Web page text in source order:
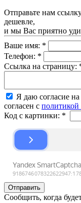
Отправьте нам
дешевле,
и мы Вас приятно
Ваше имя: *
Телефон: *
Ссылка на страницу:
Я даю согласие
согласен с политикой
Код с картинки: *
Сообщить, когда